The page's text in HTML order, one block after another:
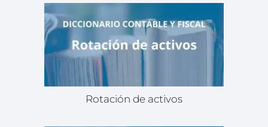
Rotación de activos